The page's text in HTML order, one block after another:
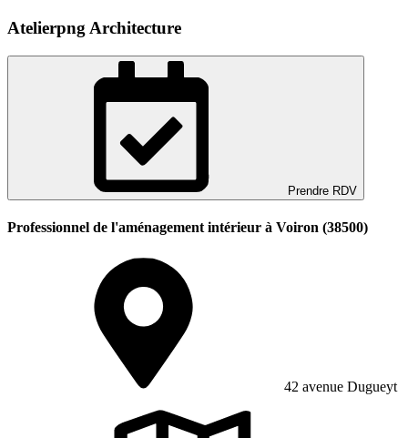
Atelierpng Architecture
Prendre RDV
Professionnel de l'aménagement intérieur à Voiron (38500)
42 avenue Dugueyt